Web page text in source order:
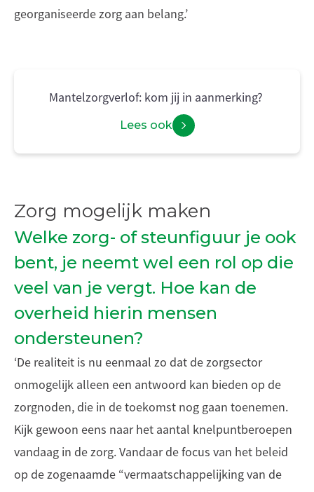
georganiseerde zorg aan belang.’
Mantelzorgverlof: kom jij in aanmerking?
Lees ook
Zorg mogelijk maken
Welke zorg- of steunfiguur je ook
bent, je neemt wel een rol op die
veel van je vergt. Hoe kan de
overheid hierin mensen
ondersteunen?
‘De realiteit is nu eenmaal zo dat de zorgsector
onmogelijk alleen een antwoord kan bieden op de
zorgnoden, die in de toekomst nog gaan toenemen.
Kijk gewoon eens naar het aantal knelpuntberoepen
vandaag in de zorg. Vandaar de focus van het beleid
op de zogenaamde “vermaatschappelijking van de